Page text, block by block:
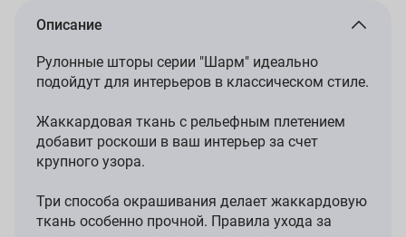
Описание
Рулонные шторы серии "Шарм" идеально
подойдут для интерьеров в классическом стиле.
Жаккардовая ткань с рельефным плетением
добавит роскоши в ваш интерьер за счет
крупного узора.
Три способа окрашивания делает жаккардовую
ткань особенно прочной. Правила ухода за